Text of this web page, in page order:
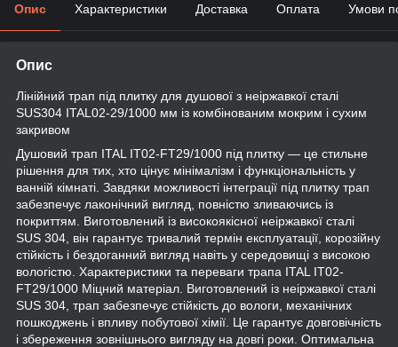
Опис Характеристики Доставка Оплата Умови
Опис
Лінійний трап під плитку для душової з неіржавкої сталі
SUS304 ITAL02-29/1000 мм із комбінованим мокрим і сухим
закривом
Душовий трап ITAL IT02-FT29/1000 під плитку — це стильне
рішення для тих, хто цінує мінімалізм і функціональність у
ванній кімнаті. Завдяки можливості інтеграції під плитку трап
забезпечує лаконічний вигляд, повністю зливаючись із
покриттям. Виготовлений із високоякісної неіржавкої сталі
SUS 304, він гарантує тривалий термін експлуатації, корозійну
стійкість і бездоганний вигляд навіть у середовищі з високою
вологістю. Характеристики та переваги трапа ITAL IT02-
FT29/1000 Міцний матеріал. Виготовлений із неіржавкої сталі
SUS 304, трап забезпечує стійкість до вологи, механічних
пошкоджень і впливу побутової хімії. Це гарантує довговічність
і збереження зовнішнього вигляду на довгі роки. Оптимальна